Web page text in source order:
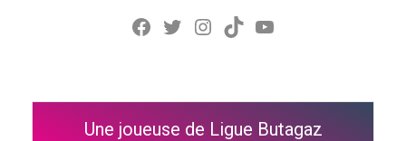
Facebook
Twitter
Instagram
TikTokYouTube
Une joueuse de Ligue Butagaz